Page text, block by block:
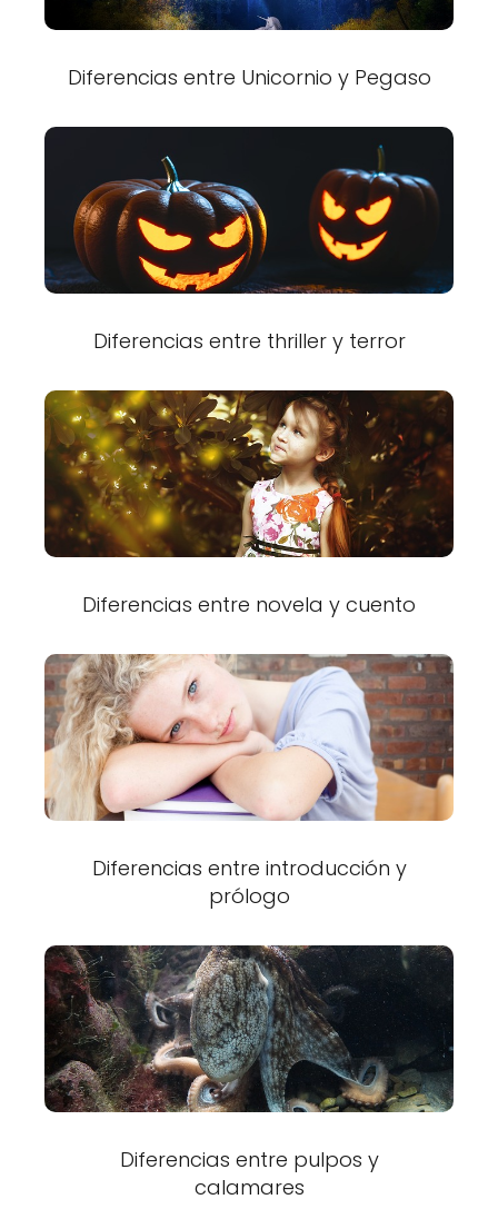
Diferencias entre Unicornio y Pegaso
Diferencias entre thriller y terror
Diferencias entre novela y cuento
Diferencias entre introducción y
prólogo
Diferencias entre pulpos y
calamares